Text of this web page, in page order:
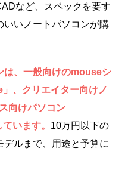
など、スペックを要す
いいノートパソコンが購
は、一般向けのmouseシ
、クリエイター向けノ
向けパソコン
います。 10万円以下の
ルまで、用途と予算に